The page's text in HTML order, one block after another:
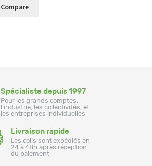
Compare
Spécialiste depuis 1997
Pour les grands comptes,
l'industrie, les collectivités, et
les entreprises individuelles
Livraison rapide
Les colis sont expédiés en
24 à 48h après réception
du paiement